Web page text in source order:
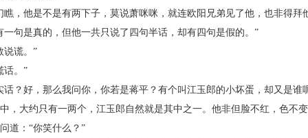
他是不是有两下子，莫说萧咪咪，就连欧阳兄弟见了他，也非得拜
是真的，但他一共只说了四句半话，却有四句是假的。”
谎。”
。”
好，那么我问你，你若是蒋平？有个叫江玉郎的小坏蛋，却又是谁
大约只有一两个，江玉郎自然就是其中之一。他非但脸不红，色不
：“你笑什么？”